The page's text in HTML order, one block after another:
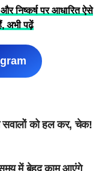
निष्कर्ष पर आधारित ऐसे
अभी पढ़ें
को हल कर, चेक!